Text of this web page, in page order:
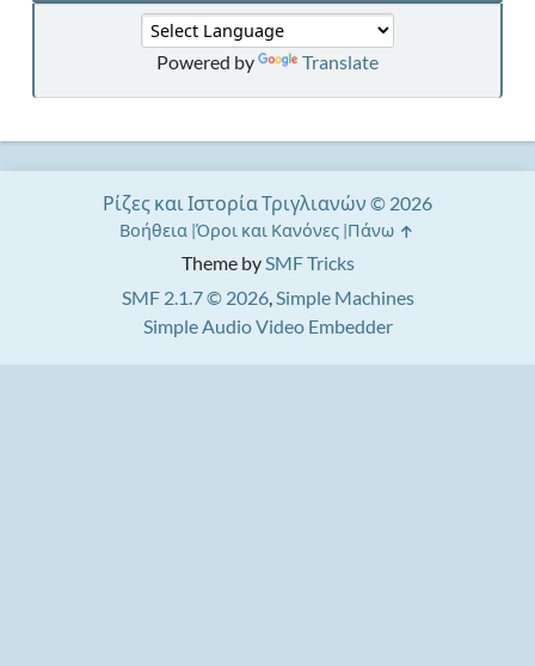
Powered by Translate
Theme bySMF Tricks
SMF 2.1.7 © 2026,Simple Machines
Simple Audio Video Embedder
Ρίζες και Ιστορία Τριγλιανών © 2026
Βοήθεια Όροι και Κανόνες Πάνω